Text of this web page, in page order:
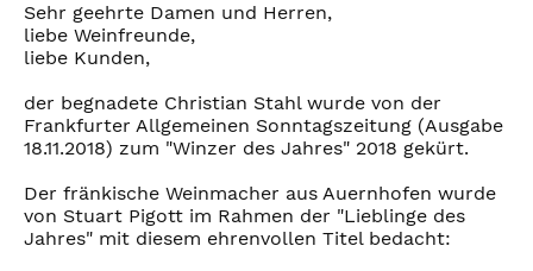
Sehr geehrte Damen und Herren,
liebe Weinfreunde,
liebe Kunden,
der begnadete Christian Stahl wurde von der
Frankfurter Allgemeinen Sonntagszeitung (Ausgabe
18.11.2018) zum "Winzer des Jahres" 2018 gekürt.
Der fränkische Weinmacher aus Auernhofen wurde
von Stuart Pigott im Rahmen der "Lieblinge des
Jahres" mit diesem ehrenvollen Titel bedacht: